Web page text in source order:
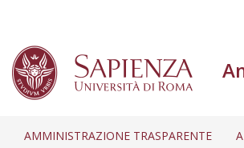
AMMINISTRAZIONE TRASPARENTE